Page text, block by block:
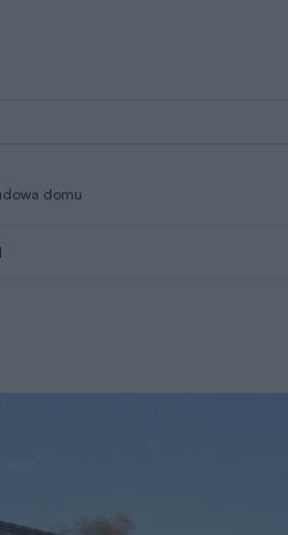
domu